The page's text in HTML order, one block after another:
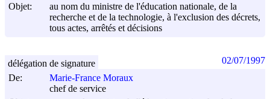
Objet:
au nom du ministre de l'éducation nationale, de la
recherche et de la technologie, à l'exclusion des décrets,
tous actes, arrêtés et décisions
De:
Marie-France Moraux
chef de service
délégation de signature 02/07/1997